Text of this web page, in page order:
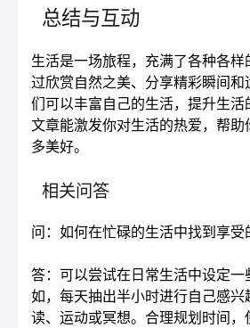
总结与互动
生活是一场旅程，充满了各种各
过欣赏自然之美、分享精彩瞬间
们可以丰富自己的生活，提升生活
文章能激发你对生活的热爱，帮助
多美好。
相关问答
问：如何在忙碌的生活中找到享受
答：可以尝试在日常生活中设定一
如，每天抽出半小时进行自己感兴
读、运动或冥想。合理规划时间，